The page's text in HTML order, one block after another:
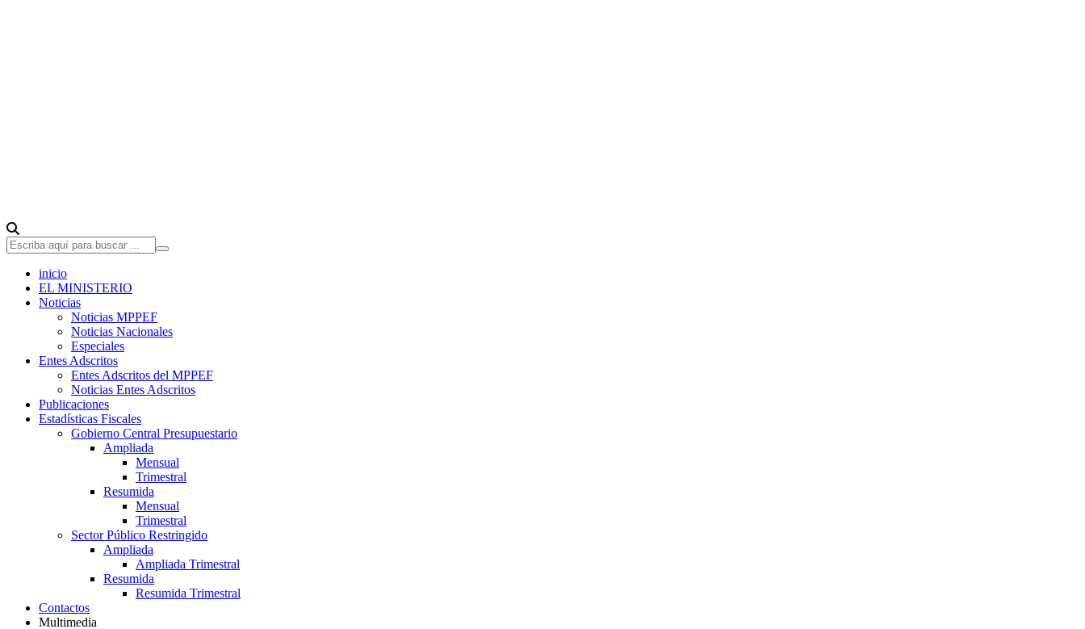
inicio
EL MINISTERIO
Noticias
Noticias MPPEF
Noticias Nacionales
Especiales
Entes Adscritos
Entes Adscritos del MPPEF
Noticias Entes Adscritos
Publicaciones
Estadísticas Fiscales
Gobierno Central Presupuestario
Ampliada
Mensual
Trimestral
Resumida
Mensual
Trimestral
Sector Público Restringido
Ampliada
Ampliada Trimestral
Resumida
Resumida Trimestral
Contactos
Multimedia